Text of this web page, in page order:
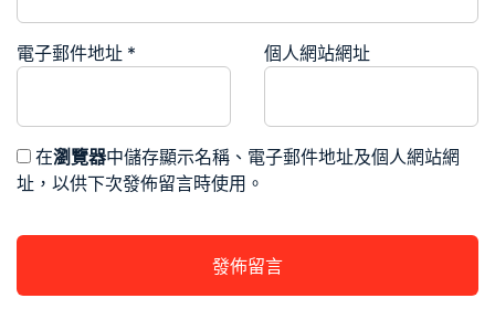
電子郵件地址 * 個人網站網址
在瀏覽器中儲存顯示名稱、電子郵件地址及個人網站網
址，以供下次發佈留言時使用。